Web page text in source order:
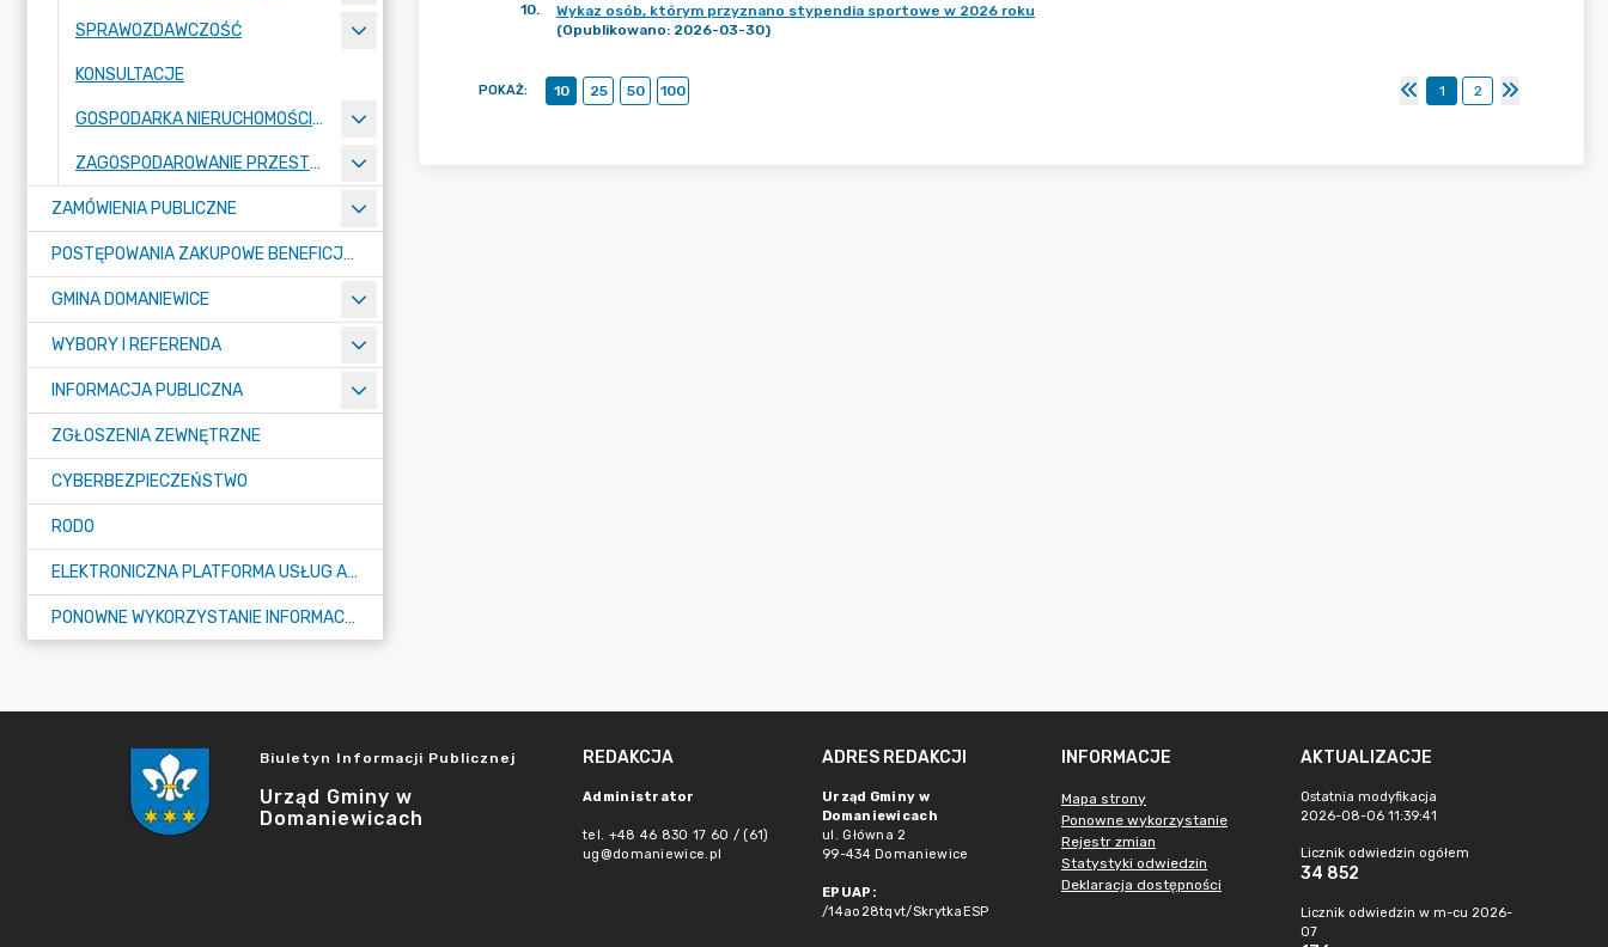
SPRAWOZDAWCZOŚĆ
KONSULTACJE
GOSPODARKA NIERUCHOMOŚCIAMI
ZAGOSPODAROWANIE PRZESTRZENNE
ZAMÓWIENIA PUBLICZNE
POSTĘPOWANIA ZAKUPOWE BENEFICJENTÓW DOTACJI
GMINA DOMANIEWICE
WYBORY I REFERENDA
INFORMACJA PUBLICZNA
ZGŁOSZENIA ZEWNĘTRZNE
CYBERBEZPIECZEŃSTWO
RODO
ELEKTRONICZNA PLATFORMA USŁUG ADMINISTRACJI PUBLICZNEJ - EPUAP
PONOWNE WYKORZYSTANIE INFORMACJI PUBLICZNEJ
10.
Wykaz osób, którym przyznano stypendia sportowe w 2026 roku
(Opublikowano: 2026-03-30)
POKAŻ: 10 25 50 100 1 2
Biuletyn Informacji Publicznej
Urząd Gminy w
Domaniewicach
REDAKCJA
Administrator
tel. +48 46 830 17 60 / (61)
ug@domaniewice.pl
ADRES REDAKCJI
Urząd Gminy w
Domaniewicach
ul. Główna 2
99-434 Domaniewice
EPUAP:
/14ao28tqvt/SkrytkaESP
INFORMACJE
Mapa strony
Ponowne wykorzystanie
Rejestr zmian
Statystyki odwiedzin
Deklaracja dostępności
AKTUALIZACJE
Ostatnia modyfikacja
2026-08-06 11:39:41
Licznik odwiedzin ogółem
34 852
Licznik odwiedzin w m-cu 2026-
07